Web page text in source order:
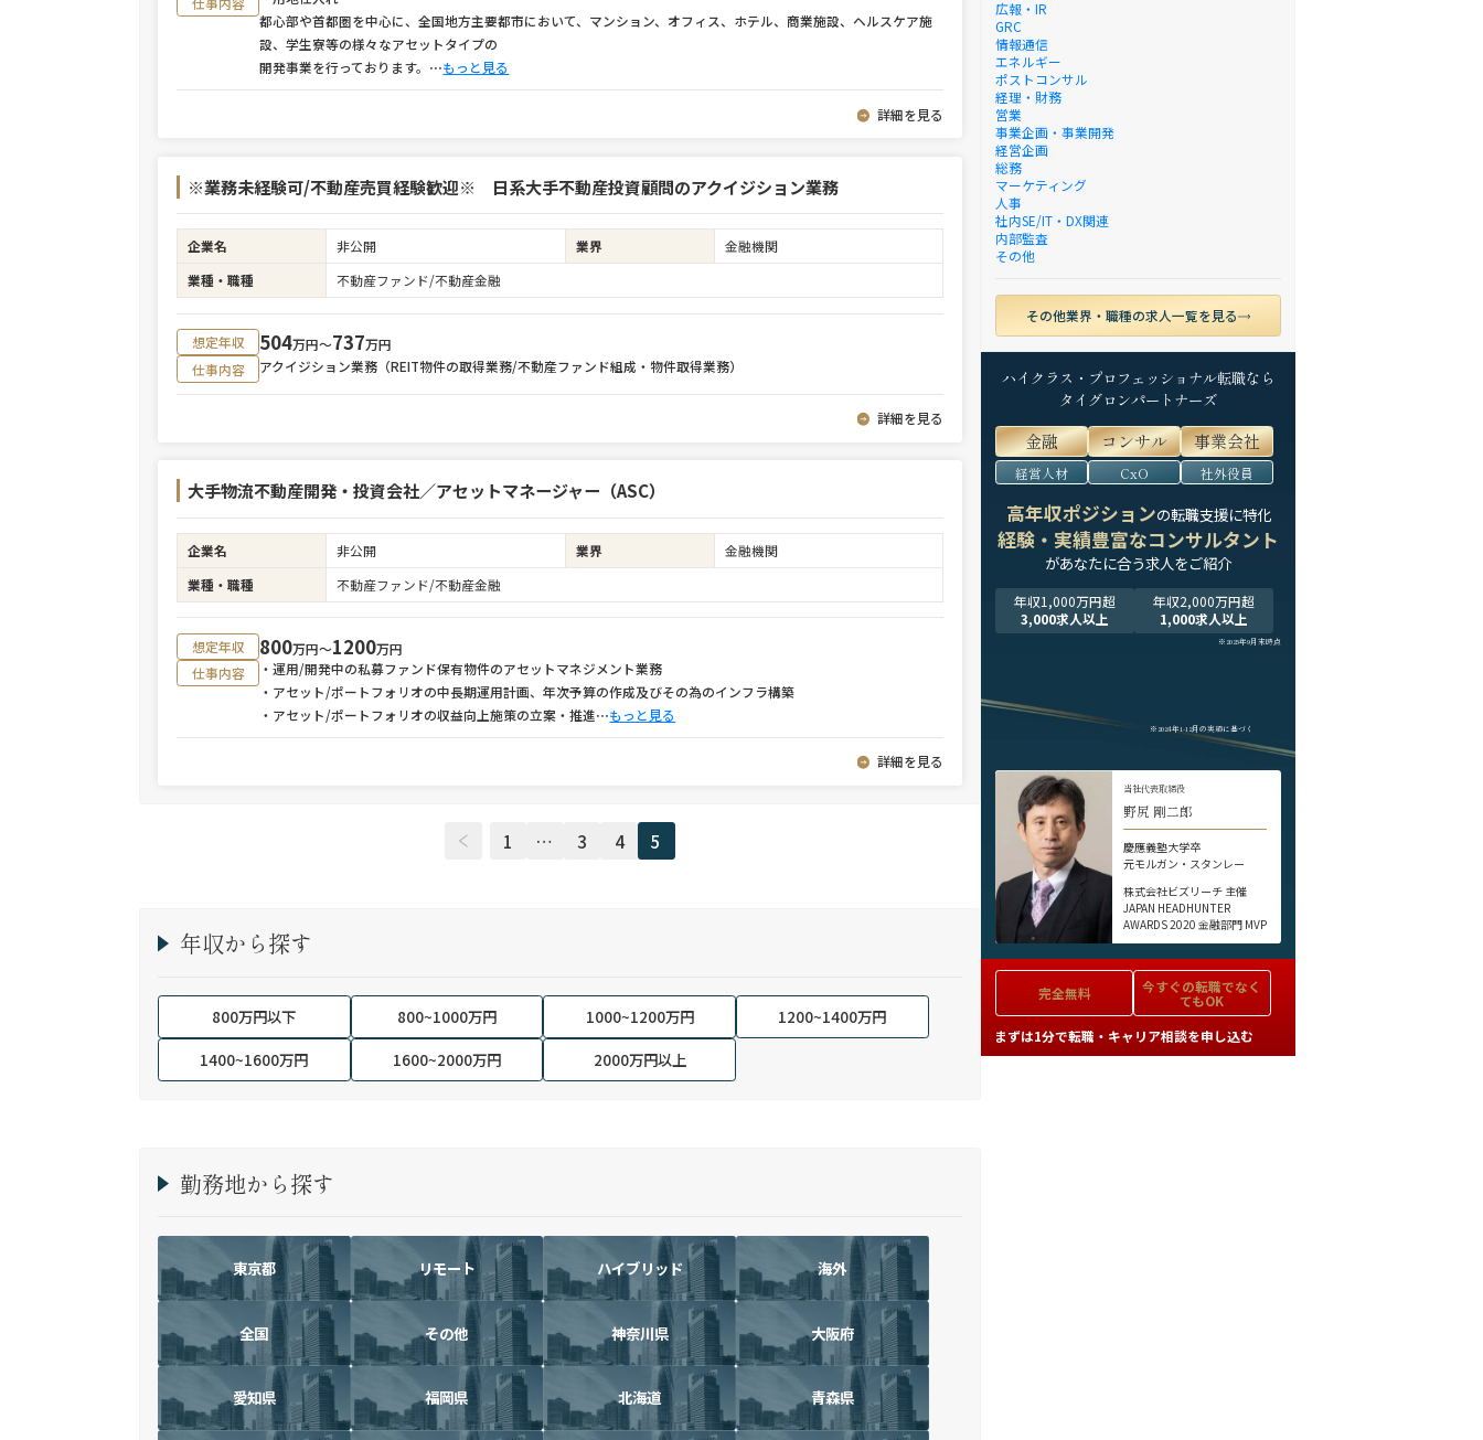
都心部や首都圏を中心に、全国地方主要都市において、マンション、オフィス、ホテル、商業施設、ヘルスケア施
設、学生寮等の様々なアセットタイプの
開発事業を行っております。 ⋯もっと見る
詳細を見る
※業務未経験可/不動産売買経験歓迎※ 日系大手不動産投資顧問のアクイジション業務
企業名 非公開 業界
金融機関
業種・職種
不動産ファンド/不動産金融
想定年収 504万円〜737万円
仕事内容
アクイジション業務（REIT物件の取得業務/不動産ファンド組成・物件取得業務）
詳細を見る
大手物流不動産開発・投資会社／アセットマネージャー（ASC）
企業名 非公開 業界
金融機関
業種・職種
不動産ファンド/不動産金融
想定年収 800万円〜1200万円
仕事内容
・運用/開発中の私募ファンド保有物件のアセットマネジメント業務
・アセット/ポートフォリオの中長期運用計画、年次予算の作成及びその為のインフラ構築
・アセット/ポートフォリオの収益向上施策の立案・推進⋯もっと見る
詳細を見る
1 … 3 4 5
年収から探す
800万円以下 800~1000万円 1000~1200万円
1200~1400万円
1400~1600万円
1600~2000万円 2000万円以上
勤務地から探す
東京都 リモート ハイブリッド 海外
全国 その他 神奈川県 大阪府
愛知県 福岡県 北海道 青森県
広報・IR
GRC
情報通信
エネルギー
ポストコンサル
経理・財務
営業
事業企画・事業開発
経営企画
総務
マーケティング
人事
社内SE/IT・DX関連
内部監査
その他
その他業界・職種の求人一覧を見る
ハイクラス・プロフェッショナル転職なら
タイグロンパートナーズ
金融 コンサル 事業会社
経営人材 CxO 社外役員
高年収ポジションの転職支援に特化
経験・実績豊富なコンサルタント
があなたに合う求人をご紹介
年収1,000万円超
3,000求人以上
年収2,000万円超
1,000求人以上
※2025年9月末時点
※2024年1-12月の実績に基づく
当社代表取締役
野尻 剛二郎
慶應義塾大学卒
元モルガン・スタンレー
株式会社ビズリーチ 主催
JAPAN HEADHUNTER
AWARDS 2020 金融部門 MVP
完全無料 今すぐの転職でなく
てもOK
まずは1分で転職・キャリア相談を申し込む